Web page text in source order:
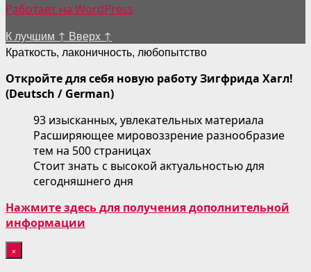
Работает на WordPress
К лучшим ↑ Вверх ↑
Краткость, лаконичность, любопытство
Откройте для себя новую работу Зигфрида Хагл!
(Deutsch / German)
93 изысканных, увлекательных материала
Расширяющее мировоззрение разнообразие
тем на 500 страницах
Стоит знать с высокой актуальностью для
сегодняшнего дня
Нажмите здесь для получения дополнительной
информации
×